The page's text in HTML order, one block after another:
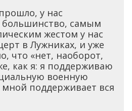
у нас
большинство, самым
жестом у нас
в Лужниках, и уже
что «нет, наоборот,
как я: я поддерживаю
военную
поддерживает вся